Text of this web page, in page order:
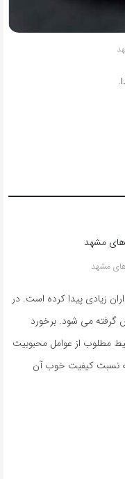
های مشهد
زیادی پیدا کرده است. در
گرفته می شود. برخورد
مطلوب از عوامل محبوبیت
نسبت کیفیت خوب آن